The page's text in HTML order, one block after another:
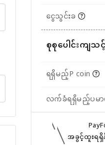
ငွေသွင်းခ
စုစုပေါင်းကျသ
ရရှိမည့်P coin
လက်ခံရရှိမည့်ပမ
အခွင့်ထူးရရှိ